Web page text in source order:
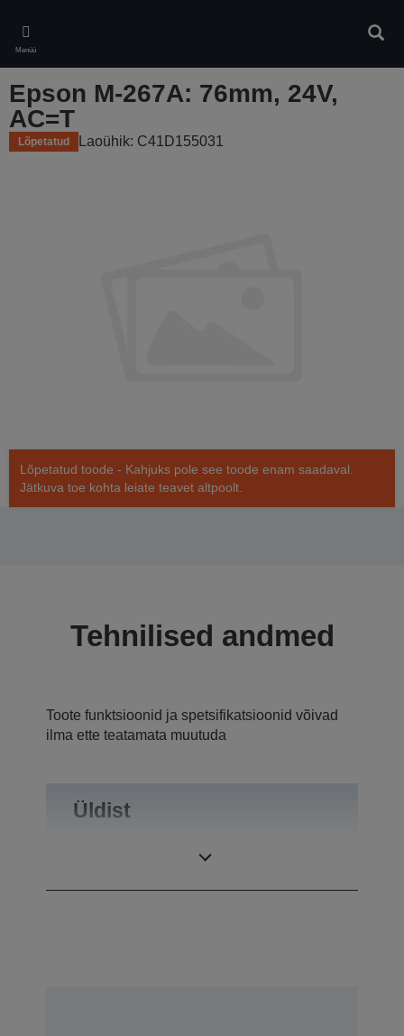
main
content
Menüü
Epson M-267A: 76mm, 24V,
AC=T
Lõpetatud Laoühik: C41D155031
Lõpetatud toode - Kahjuks pole see toode enam saadaval.
Jätkuva toe kohta leiate teavet altpoolt.
Tehnilised andmed
Toote funktsioonid ja spetsifikatsioonid võivad
ilma ette teatamata muutuda
Üldist